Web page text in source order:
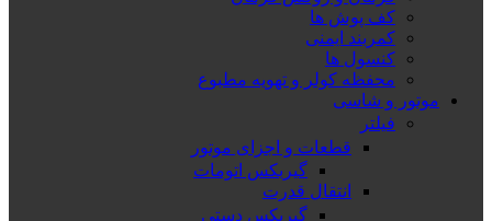
کف پوش ها
کمربند ایمنی
کنسول ها
محفظه کولر و تهویه مطبوع
موتور و شاسی
فیلتر
قطعات و اجزای موتور
گیربکس اتومات
انتقال قدرت
گیربکس دستی